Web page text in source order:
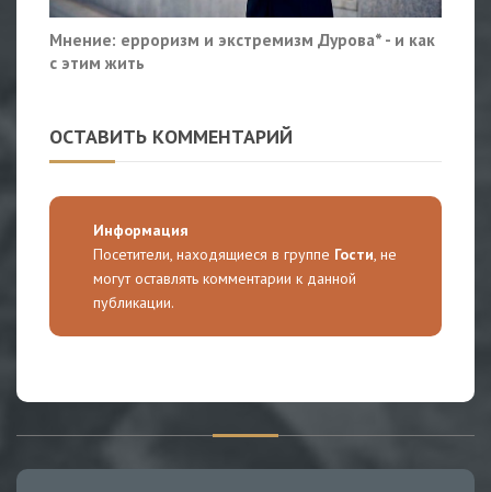
Мнение: ерроризм и экстремизм Дурова* - и как
с этим жить
ОСТАВИТЬ КОММЕНТАРИЙ
Информация
Посетители, находящиеся в группе Гости, не
могут оставлять комментарии к данной
публикации.